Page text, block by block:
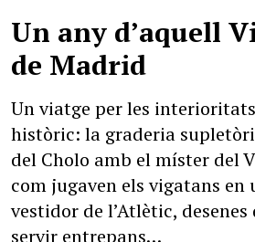
Un any d’aquell
de Madrid
Un viatge per les
històric: la graderia
del Cholo amb el míster del
com jugaven els vigatans en
vestidor de l’Atlètic,
servir entrepans…